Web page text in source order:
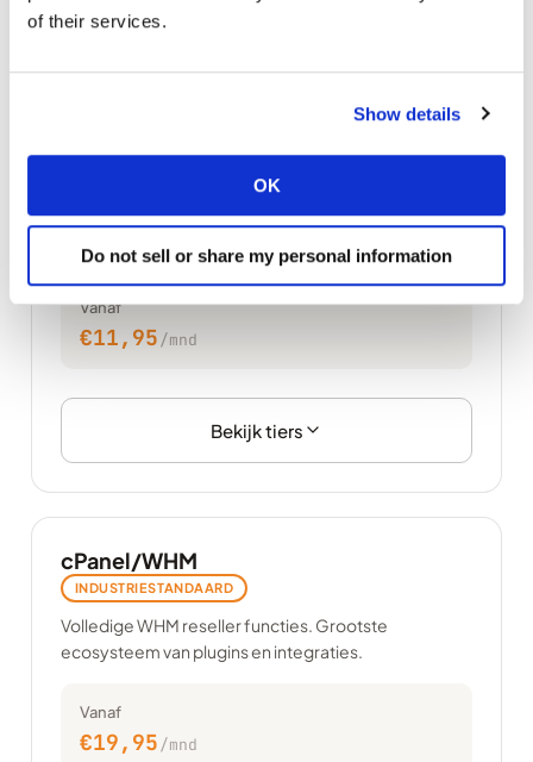
of their services.
Show details
OK
Do not sell or share my personal information
Controlepanelen
Plesk
Moderne UI met volledige reseller functies. Werkt op
Linux & Windows. WordPress Toolkit inbegrepen.
Vanaf
€11,95 /mnd
Bekijk tiers
cPanel/WHM
INDUSTRIESTANDAARD
Volledige WHM reseller functies. Grootste
ecosysteem van plugins en integraties.
Vanaf
€19,95/mnd